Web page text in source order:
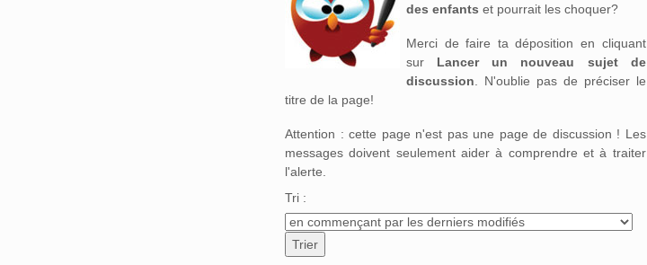
des enfants et pourrait les choquer?
Merci de faire ta déposition en cliquant
sur Lancer un nouveau sujet de
discussion . N'oublie pas de préciser le
titre de la page!
Attention : cette page n'est pas une page de discussion ! Les
messages doivent seulement aider à comprendre et à traiter
l'alerte.
Tri :